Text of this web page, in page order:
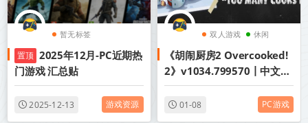
暂无标签
置顶 2025年12月-PC近期热
门游戏 汇总贴
2025-12-13 游戏资源
双人游戏 休闲
欢乐
《胡闹厨房2 Overcooked!
2》v1034.799570丨中文版
网盘下载
01-08 PC游戏